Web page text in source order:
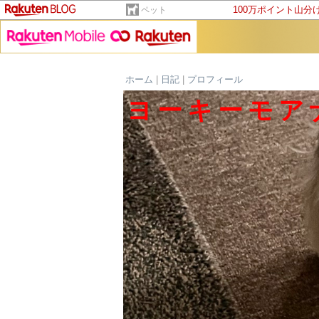
ペット 100万ポイント山分
ホーム 日記 プロフィール
ヨーキーモ